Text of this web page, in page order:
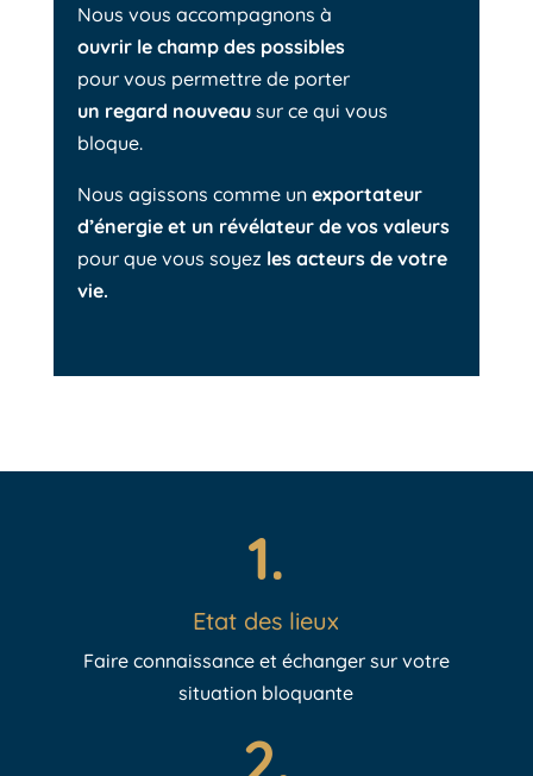
Nous vous accompagnons à
ouvrir le champ des possibles
pour vous permettre de porter
un regard nouveau sur ce qui vous
bloque.
Nous agissons comme un exportateur
d’énergie et un révélateur de vos valeurs
pour que vous soyez les acteurs de votre
vie.
1.
Etat des lieux
Faire connaissance et échanger sur votre
situation bloquante